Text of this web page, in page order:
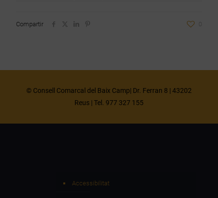
Compartir 0
© Consell Comarcal del Baix Camp| Dr. Ferran 8 | 43202
Reus | Tel. 977 327 155
Accessibilitat